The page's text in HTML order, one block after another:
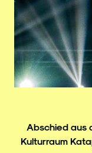
Abschied aus
Kulturraum